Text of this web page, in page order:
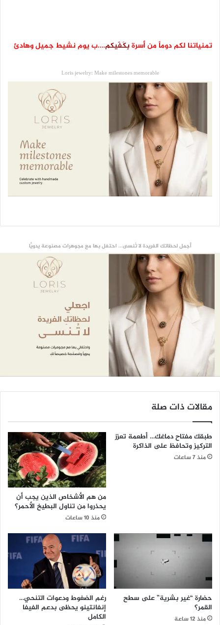
تمنياتنا لكم دوماً من أسرة بِكَفّيكم….ب يوم نشيط جميل وهادئ
Loris jewelry: Make milestones memorable
أجمل لحظاتك الفريدة لا تُنسى... احتفل بها مع مجوهرات مصنوعة يدويًّا
مقالات ذات صلة
طبقك مفتاح دماغك… أطعمة تعزز
التركيز وتحافظ على الذاكرة
منذ 7 ساعات
من هم الأشخاص الذين يجب أن
يحذروا من تناول البطيخ الأحمر؟
منذ 10 ساعات
حضارة “غير بشرية” على سطح
القمر؟
منذ 12 ساعة
رغم الضغوط ودعوات التنحي…
إنفانتينو يحظى بدعم الفيفا
الكامل